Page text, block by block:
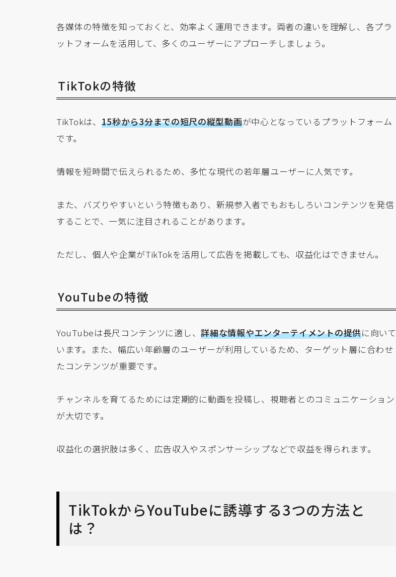
各媒体の特徴を知っておくと、効率よく運用できます。両者の違いを理解し、各プラ
ットフォームを活用して、多くのユーザーにアプローチしましょう。
TikTokの特徴
TikTokは、 15秒から3分までの短尺の縦型動画が中心となっているプラットフォーム
です。
情報を短時間で伝えられるため、多忙な現代の若年層ユーザーに人気です。
また、バズりやすいという特徴もあり、新規参入者でもおもしろいコンテンツを発信
することで、一気に注目されることがあります。
ただし、個人や企業がTikTokを活用して広告を掲載しても、収益化はできません。
YouTubeの特徴
YouTubeは長尺コンテンツに適し、詳細な情報やエンターテイメントの提供に向いて
います。また、幅広い年齢層のユーザーが利用しているため、ターゲット層に合わせ
たコンテンツが重要です。
チャンネルを育てるためには定期的に動画を投稿し、視聴者とのコミュニケーション
が大切です。
収益化の選択肢は多く、広告収入やスポンサーシップなどで収益を得られます。
TikTokからYouTubeに誘導する3つの方法と
は？